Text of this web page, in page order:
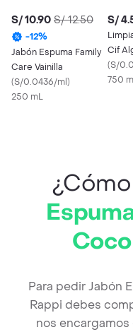
S/ 10.90 S/ 12.50
-12%
Jabón Espuma Family
Care Vainilla
(S/0.0436/ml)
250 mL
S/
Cif
750
(S/
750
Coco
Para pedir Jabón
Rappi debes
nos